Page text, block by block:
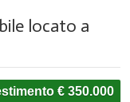
locato a
€ 350.000